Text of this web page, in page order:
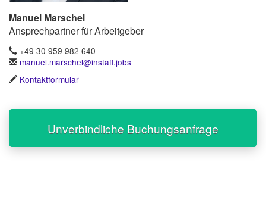
Manuel Marschel
Ansprechpartner für Arbeitgeber
+49 30 959 982 640
manuel.marschel@instaff.jobs
Kontaktformular
Unverbindliche Buchungsanfrage